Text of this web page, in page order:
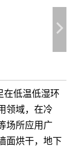
在低温低湿环
领域，在冷
场所应用广
面烘干，地下